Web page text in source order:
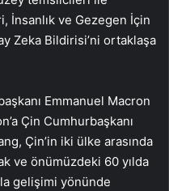
İnsanlık ve Gezegen İçin
Zeka Bildirisi’ni ortaklaşa
Emmanuel Macron
Çin Cumhurbaşkanı
Çin’in iki ülke arasında
ve önümüzdeki 60 yılda
gelişimi yönünde